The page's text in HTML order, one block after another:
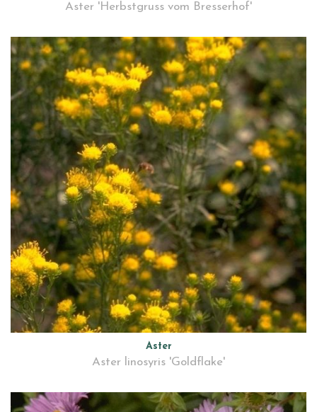
Aster 'Herbstgruss vom Bresserhof'
Aster
Aster linosyris 'Goldflake'